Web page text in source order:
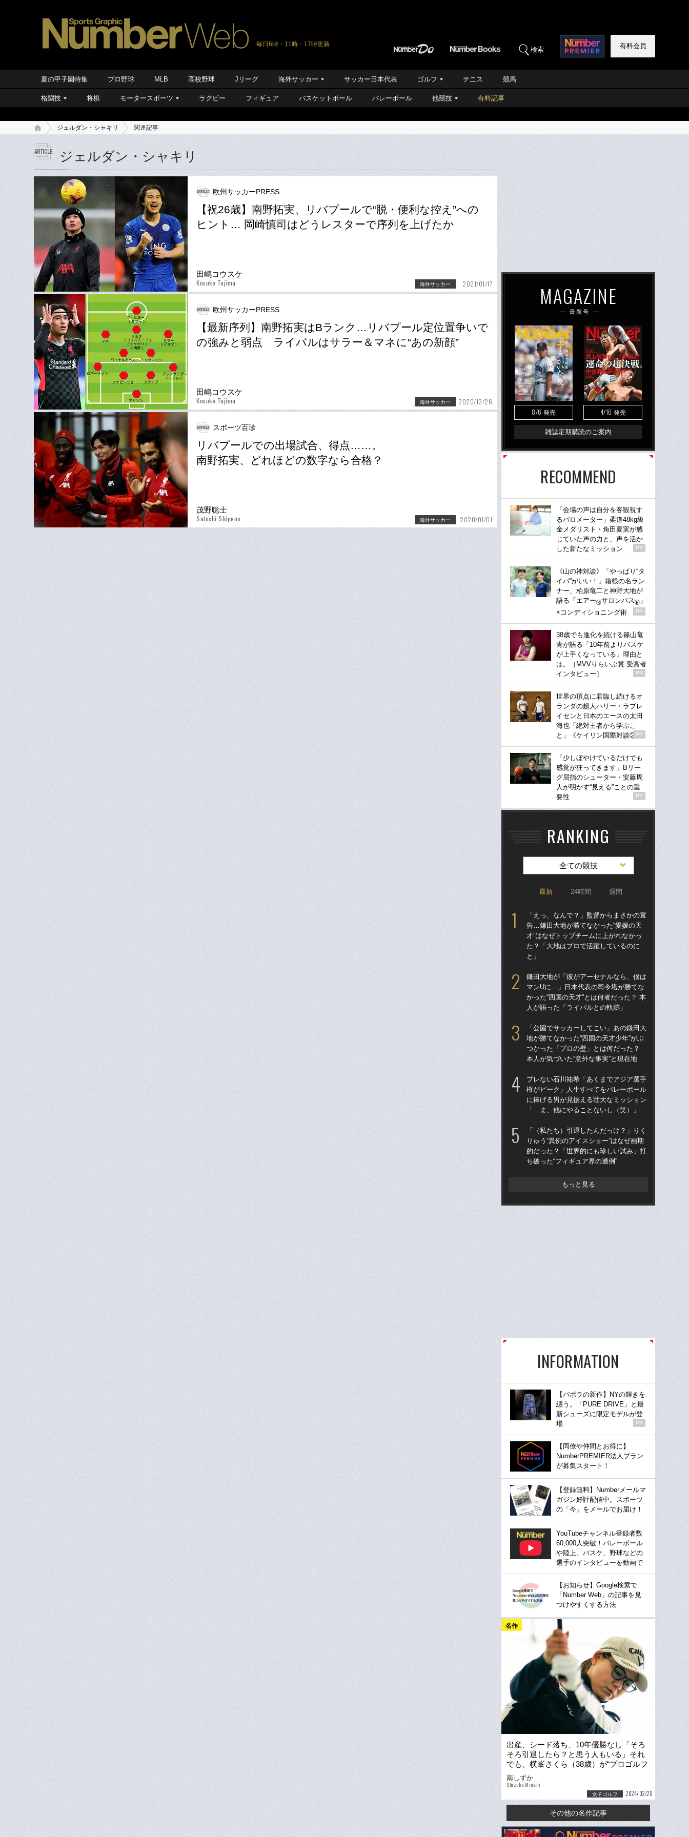
毎日6時・11時・17時更新
検索 有料会員
夏の甲子園特集 プロ野球 MLB 高校野球 Jリーグ 海外サッカー サッカー日本代表 ゴルフ テニス 競馬
格闘技 将棋 モータースポーツ ラグビー フィギュア バスケットボール バレーボール 他競技 有料記事
ジェルダン・シャキリ 関連記事
ジェルダン・シャキリ
欧州サッカーPRESS
【祝26歳】南野拓実、リバプールで“脱・便利な控え”への
ヒント… 岡崎慎司はどうレスターで序列を上げたか
田嶋コウスケ
Kosuke Tajima 海外サッカー 2021/01/17
欧州サッカーPRESS
【最新序列】南野拓実はBランク…リバプール定位置争いで
の強みと弱点 ライバルはサラー＆マネに“あの新顔”
田嶋コウスケ
Kosuke Tajima 海外サッカー 2020/12/26
スポーツ百珍
リバプールでの出場試合、得点……。
南野拓実、どれほどの数字なら合格？
茂野聡士
Satoshi Shigeno 海外サッカー 2020/01/01
MAGAZINE
最新号
8/6 発売 4/16 発売
雑誌定期購読のご案内
RECOMMEND
「会場の声は自分を客観視す
るバロメーター」柔道48kg級
金メダリスト・角田夏実が感
じていた声の力と、声を活か
した新たなミッション
PR
《山の神対談》「やっぱり“タ
イパ”がいい！」箱根の名ラン
ナー、柏原竜二と神野大地が
語る「エアー®サロンパス® 」
×コンディショニング術
PR
38歳でも進化を続ける篠山竜
青が語る「10年前よりバスケ
が上手くなっている」理由と
は。［MVVりらいぶ賞 受賞者
インタビュー］
PR
世界の頂点に君臨し続けるオ
ランダの超人ハリー・ラブレ
イセンと日本のエースの太田
海也「絶対王者から学ぶこ
と」《ケイリン国際対談②》
PR
「少しぼやけているだけでも
感覚が狂ってきます」Bリー
グ屈指のシューター・安藤周
人が明かす“見える”ことの重
要性
PR
RANKING
全ての競技
最新 24時間 週間
「えっ、なんで？」監督からまさかの宣
告…鎌田大地が勝てなかった“愛媛の天
才”はなぜトップチームに上がれなかっ
た？「大地はプロで活躍しているのに…
と」
鎌田大地が「彼がアーセナルなら、僕は
マンUに…」日本代表の司令塔が勝てな
かった“四国の天才”とは何者だった？ 本
人が語った「ライバルとの軌跡」
「公園でサッカーしてこい」あの鎌田大
地が勝てなかった“四国の天才少年”がぶ
つかった「プロの壁」とは何だった？
本人が気づいた“意外な事実”と現在地
ブレない石川祐希「あくまでアジア選手
権がピーク」人生すべてをバレーボール
に捧げる男が見据える壮大なミッション
「…ま、他にやることないし（笑）」
「（私たち）引退したんだっけ？」りく
りゅう“異例のアイスショー”はなぜ画期
的だった？「世界的にも珍しい試み」打
ち破った“フィギュア界の通例”
もっと見る
INFORMATION
【バボラの新作】NYの輝きを
纏う。「PURE DRIVE」と最
新シューズに限定モデルが登
場
PR
【同僚や仲間とお得に】
NumberPREMIER法人プラン
が募集スタート！
【登録無料】Numberメールマ
ガジン好評配信中。スポーツ
の「今」をメールでお届け！
YouTubeチャンネル登録者数
60,000人突破！バレーボール
や陸上、バスケ、野球などの
選手のインタビューを動画で
【お知らせ】Google検索で
「Number Web」の記事を見
つけやすくする方法
名作
出産、シード落ち、10年優勝なし「そろ
そろ引退したら？と思う人もいる」それ
でも、横峯さくら（38歳）が“プロゴルフ
ァー”にこだわる理由
南しずか
Shizuka Minami
女子ゴルフ 2024/02/20
その他の名作記事